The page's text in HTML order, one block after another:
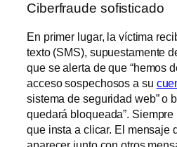
Ciberfraude sofisticado
En primer lugar, la víctima
texto (SMS), supuestamente
que se alerta de que “hemos
acceso sospechosos a su
sistema de seguridad web” o
quedará bloqueada”.
que insta a clicar. El mensaje